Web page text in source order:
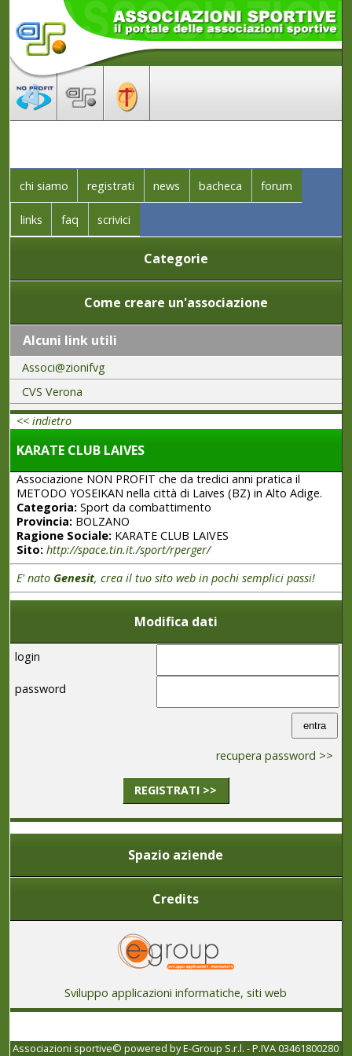
chi siamo registrati news bacheca forum
links faq scrivici
Categorie
Come creare un'associazione
Alcuni link utili
Associ@zionifvg
CVS Verona
<< indietro
KARATE CLUB LAIVES
Associazione NON PROFIT che da tredici anni pratica il
METODO YOSEIKAN nella città di Laives (BZ) in Alto Adige.
Categoria:Sport da combattimento
Provincia:BOLZANO
Ragione Sociale:KARATE CLUB LAIVES
Sito: http://space.tin.it./sport/rperger/
E' nato Genesit, crea il tuo sito web in pochi semplici passi!
Modifica dati
login
password
recupera password >>
REGISTRATI >>
Spazio aziende
Credits
Sviluppo applicazioni informatiche, siti web
Associazioni sportive© powered byE-Group S.r.l. - P.IVA 03461800280